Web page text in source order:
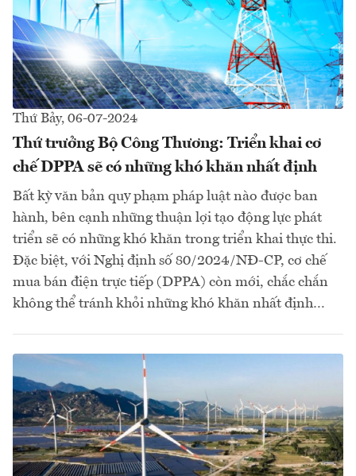
Thứ Bảy, 06-07-2024
Thứ trưởng Bộ Công Thương: Triển khai cơ
chế DPPA sẽ có những khó khăn nhất định
Bất kỳ văn bản quy phạm pháp luật nào được ban
hành, bên cạnh những thuận lợi tạo động lực phát
triển sẽ có những khó khăn trong triển khai thực thi.
Đặc biệt, với Nghị định số 80/2024/NĐ-CP, cơ chế
mua bán điện trực tiếp (DPPA) còn mới, chắc chắn
không thể tránh khỏi những khó khăn nhất định…